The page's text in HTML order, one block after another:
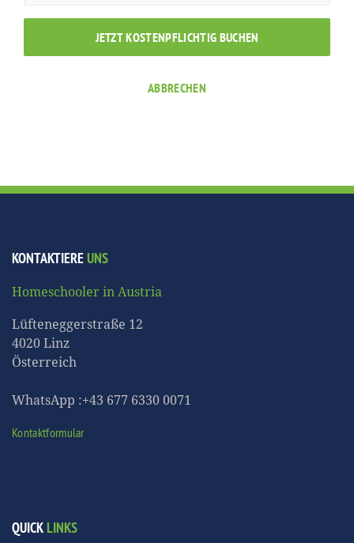
JETZT KOSTENPFLICHTIG BUCHEN
ABBRECHEN
KONTAKTIEREUNS
Homeschooler in Austria
Lüfteneggerstraße 12
4020 Linz
Österreich
WhatsApp :+43 677 6330 0071
Kontaktformular
QUICKLINKS